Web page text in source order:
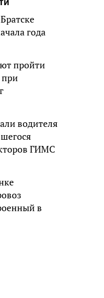
года
пройти
при
водителя
ГИМС
в